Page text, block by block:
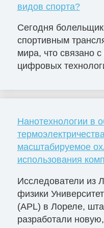
видов спорта?
Сегодня
спортивным
мира, что связано
цифровых
Нанотехнологии в
масштабируемое
использования
Исследователи из
физики
(APL) в Лореле,
разработали